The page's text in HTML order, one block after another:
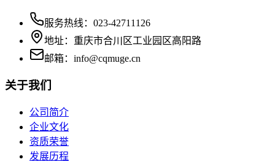
服务热线：023-42711126
地址：重庆市合川区工业园区高阳路
邮箱：info@cqmuge.cn
关于我们
公司简介
企业文化
资质荣誉
发展历程